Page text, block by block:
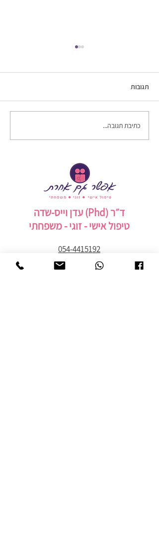
חופשה זוגיתתגובות
כתיבת תגובה...
ד״ר (Phd) עדן וייס-שדה
טיפול אישי - זוגי - משפחתי
054-4415192
רש״י 8 קרית אונו
edenweiss6824@gmail.com